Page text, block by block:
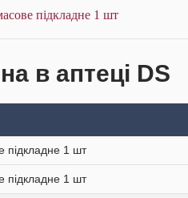
підкладне 1 шт
в аптеці DS
підкладне 1 шт
підкладне 1 шт